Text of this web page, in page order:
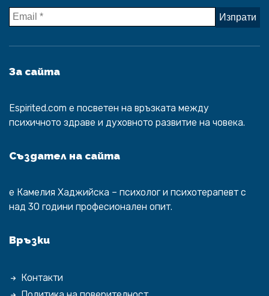
За сайта
Espirited.com e посветен на връзката между
психичното здраве и духовното развитие на човека.
Създател на сайта
е Камелия Хаджийска – психолог и психотерапевт с
над 30 години професионален опит.
Връзки
Контакти